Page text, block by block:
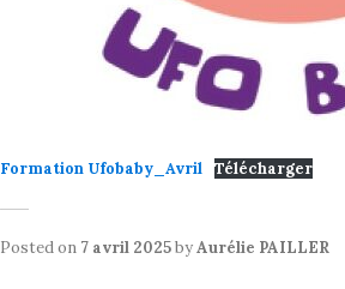
Formation Ufobaby_Avril Télécharger
Posted on 7 avril 2025byAurélie PAILLER